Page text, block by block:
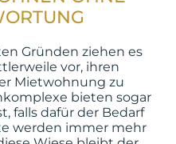
Gründen ziehen es
vor, ihren
Mietwohnung zu
bieten sogar
falls dafür der Bedarf
werden immer mehr